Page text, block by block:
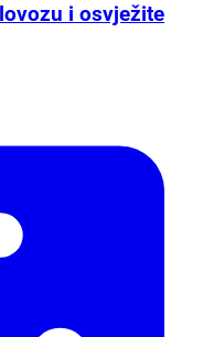
i osvježite